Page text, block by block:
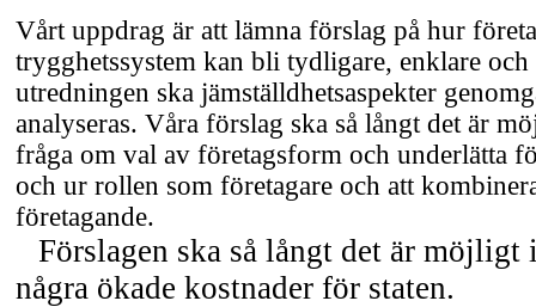
Vårt uppdrag är att lämna förslag på hur
trygghetssystem kan bli tydligare, enklare
utredningen ska jämställdhetsaspekter
analyseras. Våra förslag ska så långt det är
fråga om val av företagsform och underlätta
och ur rollen som företagare och att
företagande.
Förslagen ska så långt det är möjligt
några ökade kostnader för staten.